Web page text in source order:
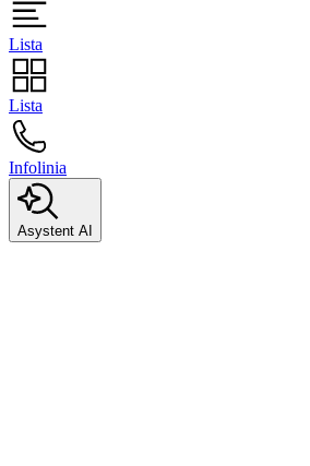
Lista
Lista
Infolinia
Asystent AI